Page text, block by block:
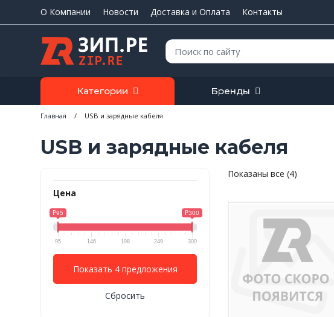
О Компании Новости Доставка и Оплата Контакты
Поиск:
Категории Бренды
Главная / USB и зарядные кабеля
USB и зарядные кабеля
Цена
₽95 ₽300
95 146 198 249 300
Показать 4 предложения
Сбросить
Показаны все (4)